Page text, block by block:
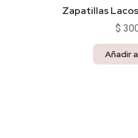
Zapatillas
$
Añadir